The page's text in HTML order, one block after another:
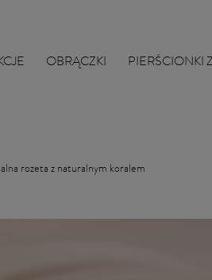
OBRĄCZKI PIERŚCIONKI
rozeta z naturalnym koralem